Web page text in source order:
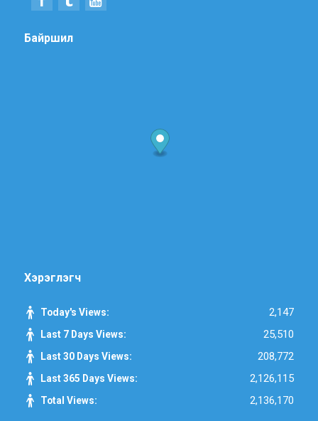
Байршил
Хэрэглэгч
Today's Views: 2,147
Last 7 Days Views: 25,510
Last 30 Days Views: 208,772
Last 365 Days Views: 2,126,115
Total Views: 2,136,170